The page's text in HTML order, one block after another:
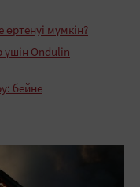
мүмкін?
үшін Ondulin
бейне